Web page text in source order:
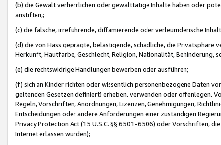
(b) die Gewalt verherrlichen oder gewalttätige Inhalte haben oder
anstiften,;
(c) die falsche, irreführende, diffamierende oder verleumderische
(d) die von Hass geprägte, belästigende, schädliche, die Privatsphäre
Herkunft, Hautfarbe, Geschlecht, Religion, Nationalität, Behinderung,
(e) die rechtswidrige Handlungen bewerben oder ausführen;
(f) sich an Kinder richten oder wissentlich personenbezogene Daten
geltenden Gesetzen definiert) erheben, verwenden oder offenlegen,
Regeln, Vorschriften, Anordnungen, Lizenzen, Genehmigungen,
Entscheidungen oder andere Anforderungen einer zuständigen
Privacy Protection Act (15 U.S.C. §§ 6501-6506) oder Vorschriften,
Internet erlassen wurden);